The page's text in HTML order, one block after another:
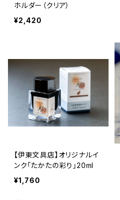
ホルダー（クリア）
¥2,420
【伊東文具店】オリジナルイ
ンク「たかたの彩り」20ml
¥1,760